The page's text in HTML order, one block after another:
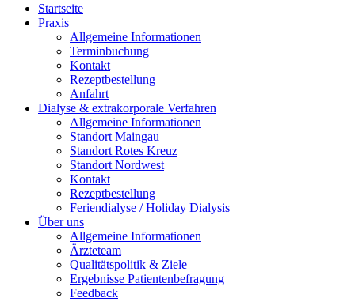
Startseite
Praxis
Allgemeine Informationen
Terminbuchung
Kontakt
Rezeptbestellung
Anfahrt
Dialyse & extrakorporale Verfahren
Allgemeine Informationen
Standort Maingau
Standort Rotes Kreuz
Standort Nordwest
Kontakt
Rezeptbestellung
Feriendialyse / Holiday Dialysis
Über uns
Allgemeine Informationen
Ärzteteam
Qualitätspolitik & Ziele
Ergebnisse Patientenbefragung
Feedback